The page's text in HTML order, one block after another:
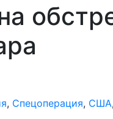
, Спецоперация, США,